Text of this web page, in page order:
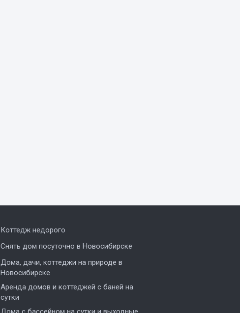
Коттедж недорого
Снять дом посуточно в Новосибирске
Дома, дачи, коттеджи на природе в
Новосибирске
Аренда домов и коттеджей с баней на
сутки